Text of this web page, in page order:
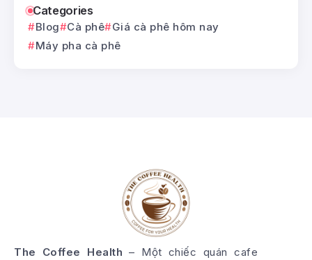
Categories
Blog Cà phê
Giá cà phê hôm nay
Máy pha cà phê
The Coffee Health – Một chiếc quán cafe